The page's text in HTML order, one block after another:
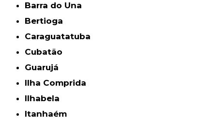
Barra do Una
Bertioga
Caraguatatuba
Cubatão
Guarujá
Ilha Comprida
Ilhabela
Itanhaém